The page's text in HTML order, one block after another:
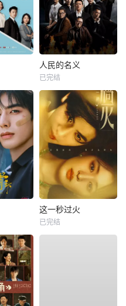
人民的名义
已完结
这一秒过火
已完结